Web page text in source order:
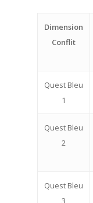
Dimension
Conflit
Quest Bleu
1
Quest Bleu
2
Quest Bleu
3